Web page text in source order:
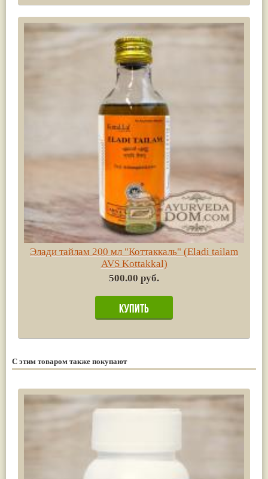
Элади тайлам 200 мл "Коттаккаль" (Eladi tailam
AVS Kottakkal)
500.00 руб.
С этим товаром также покупают